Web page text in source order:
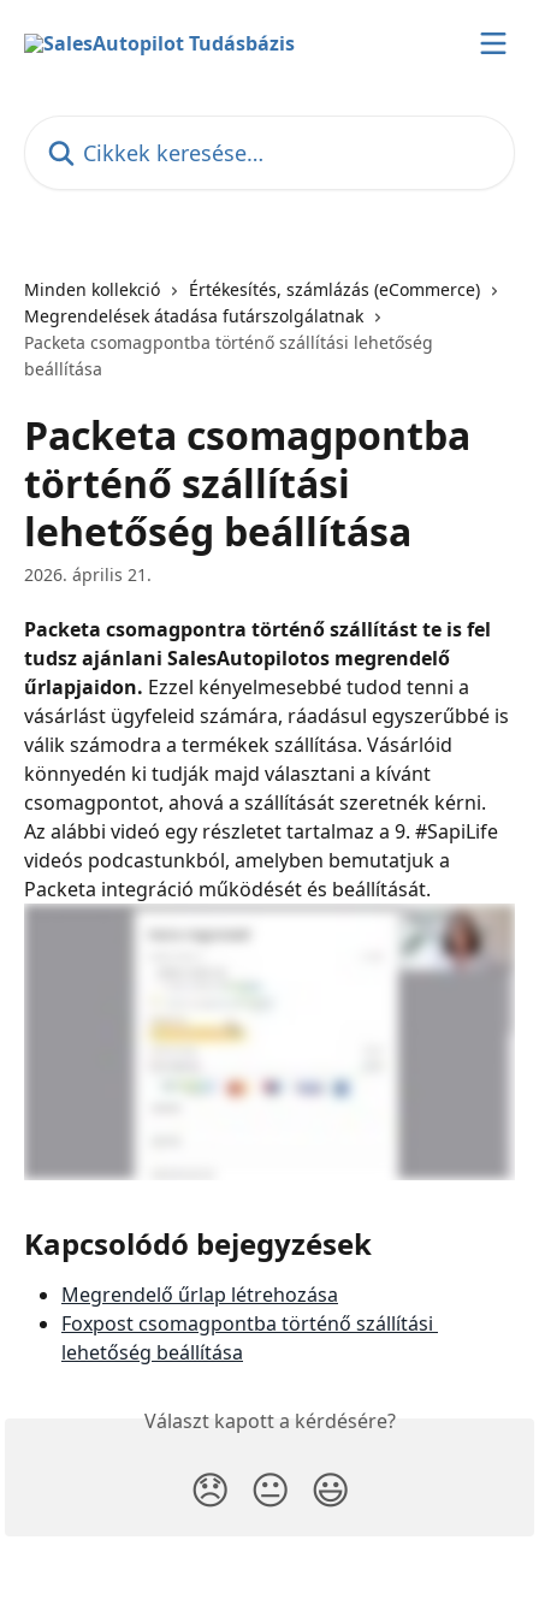
Minden kollekció
Értékesítés, számlázás (eCommerce)
Megrendelések átadása futárszolgálatnak
Packeta csomagpontba történő szállítási lehetőség
beállítása
Packeta csomagpontba
történő szállítási
lehetőség beállítása
2026. április 21.
Packeta csomagpontra történő szállítást te is fel
tudsz ajánlani SalesAutopilotos megrendelő
űrlapjaidon. Ezzel kényelmesebbé tudod tenni a
vásárlást ügyfeleid számára, ráadásul egyszerűbbé is
válik számodra a termékek szállítása. Vásárlóid
könnyedén ki tudják majd választani a kívánt
csomagpontot, ahová a szállítását szeretnék kérni.
Az alábbi videó egy részletet tartalmaz a 9. #SapiLife
videós podcastunkból, amelyben bemutatjuk a
Packeta integráció működését és beállítását.
Kapcsolódó bejegyzések
Megrendelő űrlap létrehozása
Foxpost csomagpontba történő szállítási
lehetőség beállítása
Választ kapott a kérdésére?
😞 😐 😃